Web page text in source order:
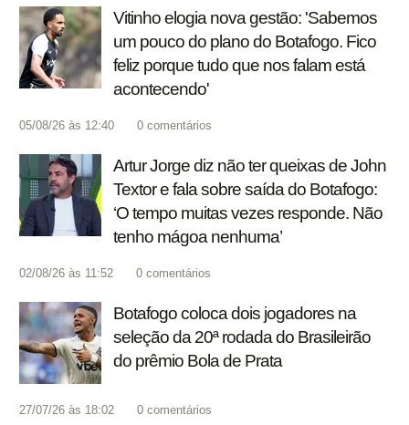
Vitinho elogia nova gestão: 'Sabemos
um pouco do plano do Botafogo. Fico
feliz porque tudo que nos falam está
acontecendo'
05/08/26 às 12:40 0 comentários
Artur Jorge diz não ter queixas de John
Textor e fala sobre saída do Botafogo:
‘O tempo muitas vezes responde. Não
tenho mágoa nenhuma’
02/08/26 às 11:52 0 comentários
Botafogo coloca dois jogadores na
seleção da 20ª rodada do Brasileirão
do prêmio Bola de Prata
27/07/26 às 18:02 0 comentários